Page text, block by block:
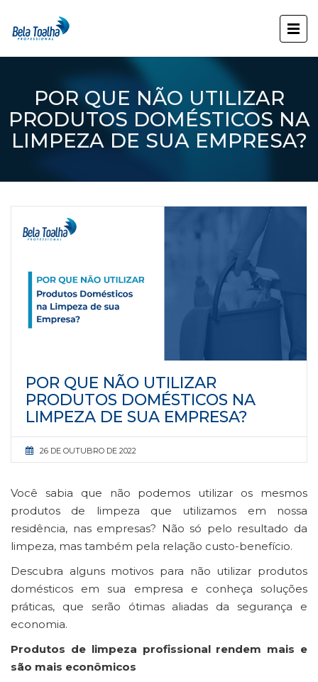
POR QUE NÃO UTILIZAR
PRODUTOS DOMÉSTICOS NA
LIMPEZA DE SUA EMPRESA?
POR QUE NÃO UTILIZAR
PRODUTOS DOMÉSTICOS NA
LIMPEZA DE SUA EMPRESA?
26 DE OUTUBRO DE 2022
Você sabia que não podemos utilizar os mesmos
produtos de limpeza que utilizamos em nossa
residência, nas empresas? Não só pelo resultado da
limpeza, mas também pela relação custo-benefício.
Descubra alguns motivos para não utilizar produtos
domésticos em sua empresa e conheça soluções
práticas, que serão ótimas aliadas da segurança e
economia.
Produtos de limpeza profissional rendem mais e
são mais econômicos